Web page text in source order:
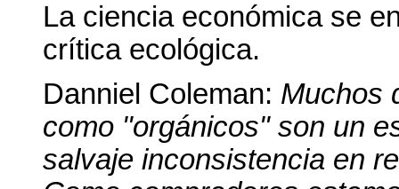
La ciencia económica se
crítica ecológica.
Danniel Coleman: Muchos
como "orgánicos" son un
salvaje inconsistencia en